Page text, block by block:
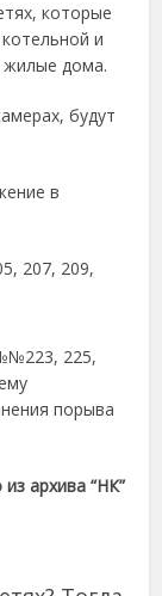
которые
и
жилые дома.
будут
в
207, 209,
225,
порыва
архива “НК”